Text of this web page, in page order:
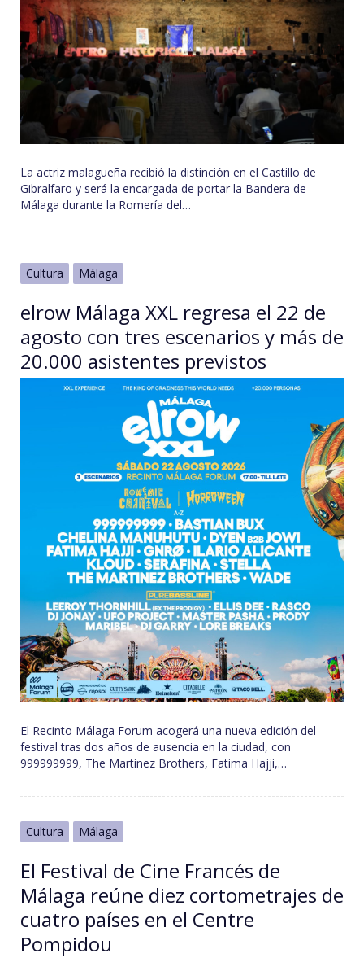
La actriz malagueña recibió la distinción en el Castillo de
Gibralfaro y será la encargada de portar la Bandera de
Málaga durante la Romería del…
Cultura Málaga
elrow Málaga XXL regresa el 22 de
agosto con tres escenarios y más de
20.000 asistentes previstos
El Recinto Málaga Forum acogerá una nueva edición del
festival tras dos años de ausencia en la ciudad, con
999999999, The Martinez Brothers, Fatima Hajji,…
Cultura Málaga
El Festival de Cine Francés de
Málaga reúne diez cortometrajes de
cuatro países en el Centre
Pompidou